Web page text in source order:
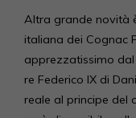
Altra grande novità
italiana dei Cognac
apprezzatissimo
re Federico IX di
reale al principe del